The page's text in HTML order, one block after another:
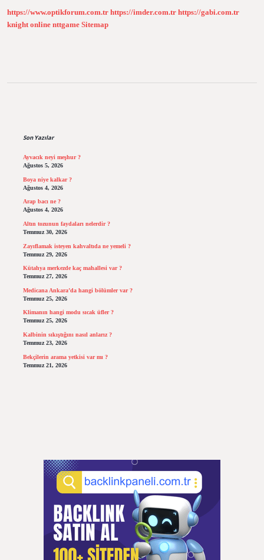
https://www.optikforum.com.tr https://imder.com.tr https://gabi.com.tr
knight online nttgame Sitemap
Son Yazılar
Ayvacık neyi meşhur ?
Ağustos 5, 2026
Boya niye kalkar ?
Ağustos 4, 2026
Arap bacı ne ?
Ağustos 4, 2026
Altın tozunun faydaları nelerdir ?
Temmuz 30, 2026
Zayıflamak isteyen kahvaltıda ne yemeli ?
Temmuz 29, 2026
Kütahya merkezde kaç mahallesi var ?
Temmuz 27, 2026
Medicana Ankara’da hangi bölümler var ?
Temmuz 25, 2026
Klimanın hangi modu sıcak üfler ?
Temmuz 25, 2026
Kalbinin sıkıştığını nasıl anlarız ?
Temmuz 23, 2026
Bekçilerin arama yetkisi var mı ?
Temmuz 21, 2026